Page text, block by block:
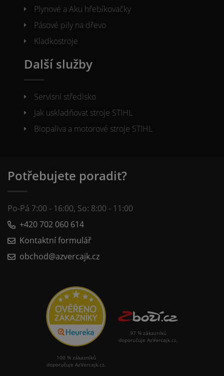
Plynové a Aku hřebíkovačky
Pásové pily na dřevo
Kladkostroje
Další služby
Servisní středisko
Jak uskladňovat stroje STIHL
Biopaliva a motorové stroje STIHL
Potřebujete poradit?
Po-Pá 7:00 - 16:00, So: 8:00 - 11:00
+420 702 060 614
Kontaktní formulář
obchod@azvercajk.cz
100 % zákazníků
doporučuje AzVercajk.cz.
97 % zákazníků
doporučuje AzVercajk.cz.